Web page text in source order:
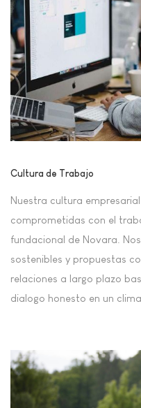
Cultura de Trabajo
Nuestra cultura
comprometidas con el
fundacional de Novara.
sostenibles y propuestas
relaciones a largo plazo
dialogo honesto en un